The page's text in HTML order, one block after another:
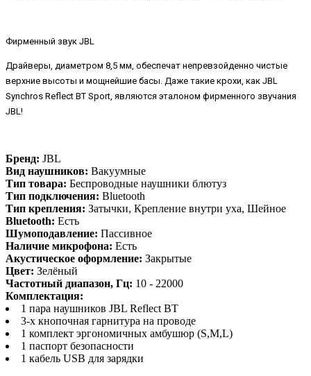
Фирменный звук JBL
Драйверы, диаметром 8,5 мм, обеспечат непревзойденно чистые
верхние высоты и мощнейшие басы. Даже такие крохи, как JBL
Synchros Reflect BT Sport, являются эталоном фирменного звучания
JBL!
Бренд: JBL
Вид наушников: Вакуумные
Тип товара: Беспроводные наушники блютуз
Тип подключения: Bluetooth
Тип крепления: Затычки, Крепление внутри уха, Шейное
Bluetooth: Есть
Шумоподавление: Пассивное
Наличие микрофона: Есть
Акустическое оформление: Закрытые
Цвет: Зелёный
Частотный диапазон, Гц: 10 - 22000
Комплектация:
1 пара наушников JBL Reflect BT
3-х кнопочная гарнитура на проводе
1 комплект эргономичных амбушюр (S,M,L)
1 паспорт безопасности
1 кабель USB для зарядки